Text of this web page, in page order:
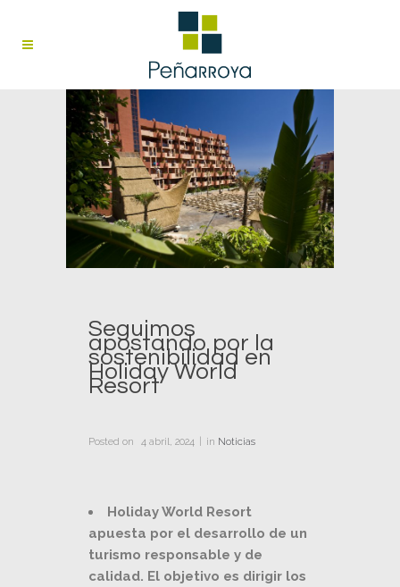
Seguimos
apostando por la
sostenibilidad en
Holiday World
Resort
Posted on 4 abril, 2024 in Noticias
Holiday World Resort
apuesta por el desarrollo de un
turismo responsable y de
calidad. El objetivo es dirigir los